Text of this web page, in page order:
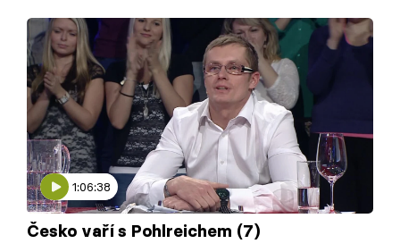
Přihlášení
Sledujte nás
1:06:38
Česko vaří s Pohlreichem (7)